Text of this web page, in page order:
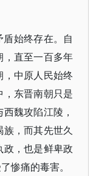
始终存在。自
，直至一百多年
，中原人民始终
，东晋南朝只是
魏攻陷江陵，
，而其先世久
政，也是鲜卑政
惨痛的毒害。